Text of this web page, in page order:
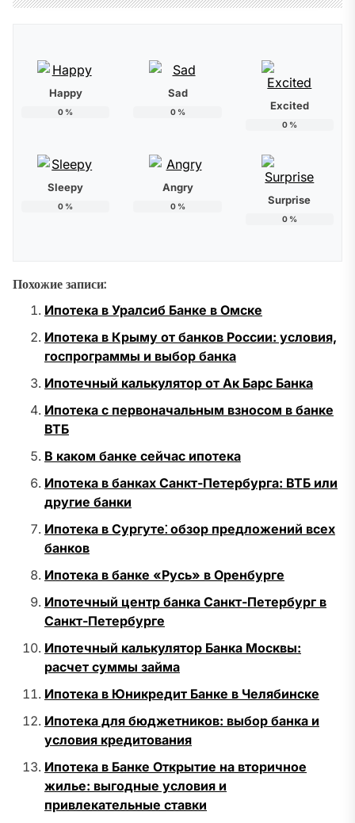
Happy
0 %
Sad
0% Excited
0%
Sleepy
0 %
Angry
0% Surprise
0%
Похожие записи:
Ипотека в Уралсиб Банке в Омске
Ипотека в Крыму от банков России: условия,
госпрограммы и выбор банка
Ипотечный калькулятор от Ак Барс Банка
Ипотека с первоначальным взносом в банке
ВТБ
В каком банке сейчас ипотека
Ипотека в банках Санкт-Петербурга: ВТБ или
другие банки
Ипотека в Сургуте⁚ обзор предложений всех
банков
Ипотека в банке «Русь» в Оренбурге
Ипотечный центр банка Санкт-Петербург в
Санкт-Петербурге
Ипотечный калькулятор Банка Москвы:
расчет суммы займа
Ипотека в Юникредит Банке в Челябинске
Ипотека для бюджетников: выбор банка и
условия кредитования
Ипотека в Банке Открытие на вторичное
жилье: выгодные условия и
привлекательные ставки